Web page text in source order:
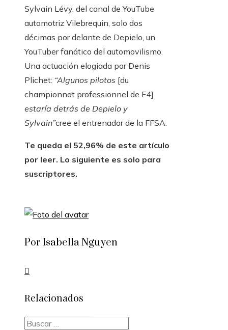
Sylvain Lévy, del canal de YouTube
automotriz Vilebrequin, solo dos
décimas por delante de Depielo, un
YouTuber fanático del automovilismo.
Una actuación elogiada por Denis
Plichet: “Algunos pilotos [du
championnat professionnel de F4]
estaría detrás de Depielo y
Sylvain”cree el entrenador de la FFSA.
Te queda el 52,96% de este artículo
por leer. Lo siguiente es solo para
suscriptores.
Por Isabella Nguyen
Relacionados
Buscar: